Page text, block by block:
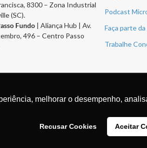
melhorar o desempenho,
Recusar Cookies Aceitar
8300 – Zona Industrial
(SC).
Fundo | Aliança Hub | Av.
496 – Centro Passo
Podcast
Faça parte
Trabalhe